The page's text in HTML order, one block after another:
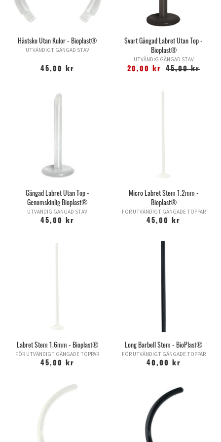
Hästsko Utan Kulor - Bioplast®
UTVÄNDIGT GÄNGAD STAV
45,00 kr
Svart Gängad Labret Utan Top -
Bioplast®
UTVÄNDIG GÄNGAD STAV
20,00 kr
45,00 kr
Gängad Labret Utan Top -
Genomskinlig Bioplast®
UTVÄNDIG GÄNGAD STAV
45,00 kr
Micro Labret Stem 1.2mm -
Bioplast®
FÖR UTVÄNDIGT GÄNGADE TOPPAR
45,00 kr
Labret Stem 1.6mm - Bioplast®
FÖR UTVÄNDIGT GÄNGADE TOPPAR
45,00 kr
Long Barbell Stem - BioPlast®
FÖR UTVÄNDIGT GÄNGADE TOPPAR
40,00 kr